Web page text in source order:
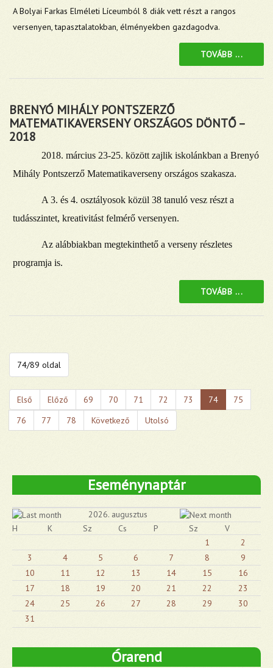
A Bolyai Farkas Elméleti Líceumból 8 diák vett részt a rangos
versenyen, tapasztalatokban, élményekben gazdagodva.
TOVÁBB ...
BRENYÓ MIHÁLY PONTSZERZŐ
MATEMATIKAVERSENY ORSZÁGOS DÖNTŐ –
2018
2018. március 23-25. között zajlik iskolánkban a Brenyó
Mihály Pontszerző Matematikaverseny országos szakasza.
A 3. és 4. osztályosok közül 38 tanuló vesz részt a
tudásszintet, kreativitást felmérő versenyen.
Az alábbiakban megtekinthető a verseny részletes
programja is.
TOVÁBB ...
74/89 oldal
Első Előző 69 70 71 72 73 74
75
76
77 78 Következő Utolsó
Eseménynaptár
2026. augusztus
H
K Sz Cs P Sz
V
1
2
3
4 5 6 7 8
9
10
11 12 13 14 15
16
17
18 19 20 21 22
23
24
25 26 27 28 29
30
31
Órarend